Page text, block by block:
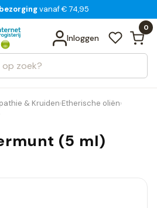
18:00 uur besteld
vanaf € 74,95
dagen bedenktijd
Inloggen
0
Bekijk alle resultaten
& Kruiden›Etherische oliën›
(5 ml)